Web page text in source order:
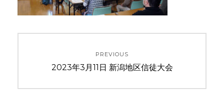
ナ
PREVIOUS
Previous
2023年3月11日 新潟地区信徒大会